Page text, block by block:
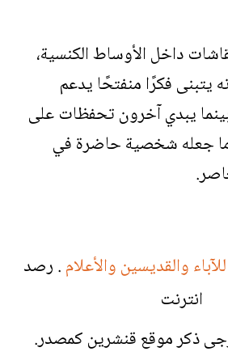
داخل الأوساط الكنسية،
فكرًا منفتحًا يدعم
يبدي آخرون تحفظات على
جعله شخصية حاضرة في
والقديسين والأعلام. رصد
انترنت
ذكر موقع قنشرين كمصدر.